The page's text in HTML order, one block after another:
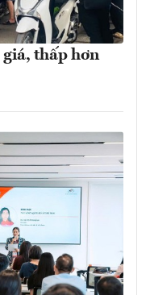
thấp hơn